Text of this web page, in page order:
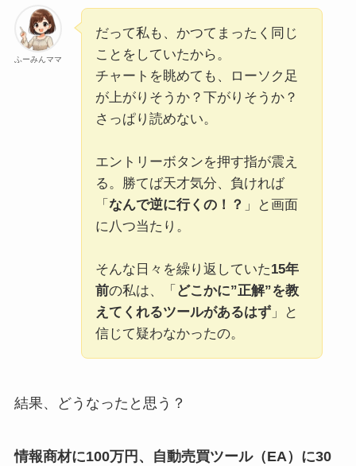
ふーみんママ
だって私も、かつてまったく同じ
ことをしていたから。
チャートを眺めても、ローソク足
が上がりそうか？下がりそうか？
さっぱり読めない。
エントリーボタンを押す指が震え
る。勝てば天才気分、負ければ
「 なんで逆に行くの！？ 」と画面
に八つ当たり。
そんな日々を繰り返していた15年
前の私は、「 どこかに”正解”を教
えてくれるツールがあるはず」と
信じて疑わなかったの。
結果、どうなったと思う？
情報商材に100万円、自動売買ツール（EA）に30